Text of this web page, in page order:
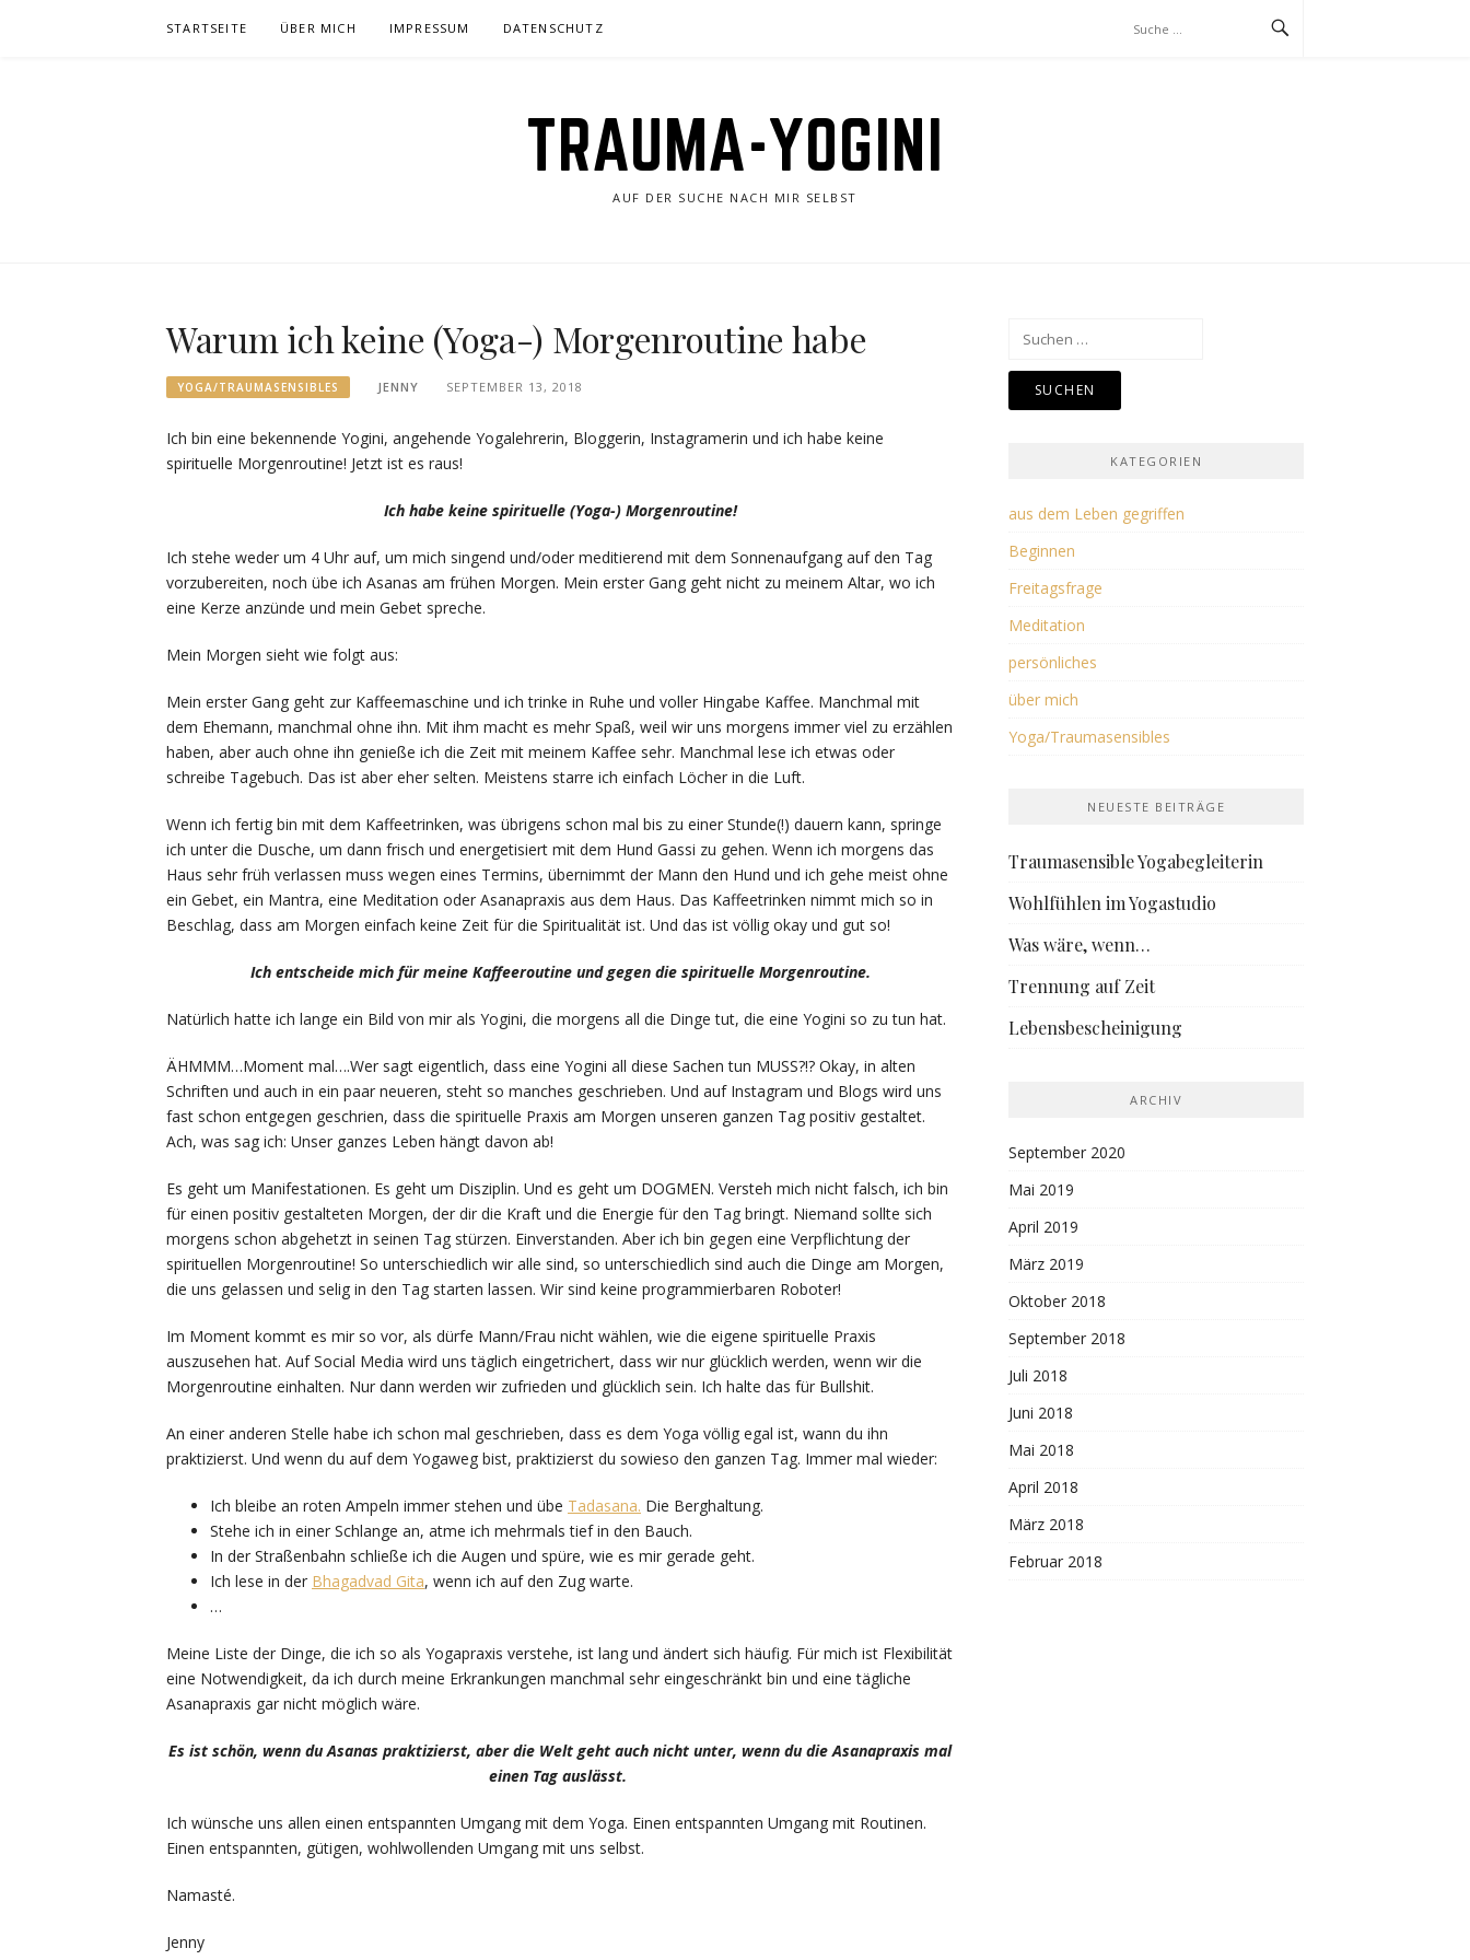
STARTSEITE ÜBER MICH IMPRESSUM DATENSCHUTZ
TRAUMA-YOGINI
AUF DER SUCHE NACH MIR SELBST
Warum ich keine (Yoga-) Morgenroutine habe
YOGA/TRAUMASENSIBLES JENNY SEPTEMBER 13, 2018
Ich bin eine bekennende Yogini, angehende Yogalehrerin, Bloggerin, Instagramerin und ich habe keine
spirituelle Morgenroutine! Jetzt ist es raus!
Ich habe keine spirituelle (Yoga-) Morgenroutine!
Ich stehe weder um 4 Uhr auf, um mich singend und/oder meditierend mit dem Sonnenaufgang auf den Tag
vorzubereiten, noch übe ich Asanas am frühen Morgen. Mein erster Gang geht nicht zu meinem Altar, wo ich
eine Kerze anzünde und mein Gebet spreche.
Mein Morgen sieht wie folgt aus:
Mein erster Gang geht zur Kaffeemaschine und ich trinke in Ruhe und voller Hingabe Kaffee. Manchmal mit
dem Ehemann, manchmal ohne ihn. Mit ihm macht es mehr Spaß, weil wir uns morgens immer viel zu erzählen
haben, aber auch ohne ihn genieße ich die Zeit mit meinem Kaffee sehr. Manchmal lese ich etwas oder
schreibe Tagebuch. Das ist aber eher selten. Meistens starre ich einfach Löcher in die Luft.
Wenn ich fertig bin mit dem Kaffeetrinken, was übrigens schon mal bis zu einer Stunde(!) dauern kann, springe
ich unter die Dusche, um dann frisch und energetisiert mit dem Hund Gassi zu gehen. Wenn ich morgens das
Haus sehr früh verlassen muss wegen eines Termins, übernimmt der Mann den Hund und ich gehe meist ohne
ein Gebet, ein Mantra, eine Meditation oder Asanapraxis aus dem Haus. Das Kaffeetrinken nimmt mich so in
Beschlag, dass am Morgen einfach keine Zeit für die Spiritualität ist. Und das ist völlig okay und gut so!
Ich entscheide mich für meine Kaffeeroutine und gegen die spirituelle Morgenroutine.
Natürlich hatte ich lange ein Bild von mir als Yogini, die morgens all die Dinge tut, die eine Yogini so zu tun hat.
ÄHMMM…Moment mal….Wer sagt eigentlich, dass eine Yogini all diese Sachen tun MUSS?!? Okay, in alten
Schriften und auch in ein paar neueren, steht so manches geschrieben. Und auf Instagram und Blogs wird uns
fast schon entgegen geschrien, dass die spirituelle Praxis am Morgen unseren ganzen Tag positiv gestaltet.
Ach, was sag ich: Unser ganzes Leben hängt davon ab!
Es geht um Manifestationen. Es geht um Disziplin. Und es geht um DOGMEN. Versteh mich nicht falsch, ich bin
für einen positiv gestalteten Morgen, der dir die Kraft und die Energie für den Tag bringt. Niemand sollte sich
morgens schon abgehetzt in seinen Tag stürzen. Einverstanden. Aber ich bin gegen eine Verpflichtung der
spirituellen Morgenroutine! So unterschiedlich wir alle sind, so unterschiedlich sind auch die Dinge am Morgen,
die uns gelassen und selig in den Tag starten lassen. Wir sind keine programmierbaren Roboter!
Im Moment kommt es mir so vor, als dürfe Mann/Frau nicht wählen, wie die eigene spirituelle Praxis
auszusehen hat. Auf Social Media wird uns täglich eingetrichert, dass wir nur glücklich werden, wenn wir die
Morgenroutine einhalten. Nur dann werden wir zufrieden und glücklich sein. Ich halte das für Bullshit.
An einer anderen Stelle habe ich schon mal geschrieben, dass es dem Yoga völlig egal ist, wann du ihn
praktizierst. Und wenn du auf dem Yogaweg bist, praktizierst du sowieso den ganzen Tag. Immer mal wieder:
Ich bleibe an roten Ampeln immer stehen und übe Tadasana. Die Berghaltung.
Stehe ich in einer Schlange an, atme ich mehrmals tief in den Bauch.
In der Straßenbahn schließe ich die Augen und spüre, wie es mir gerade geht.
Ich lese in der Bhagadvad Gita, wenn ich auf den Zug warte.
…
Meine Liste der Dinge, die ich so als Yogapraxis verstehe, ist lang und ändert sich häufig. Für mich ist Flexibilität
eine Notwendigkeit, da ich durch meine Erkrankungen manchmal sehr eingeschränkt bin und eine tägliche
Asanapraxis gar nicht möglich wäre.
Es ist schön, wenn du Asanas praktizierst, aber die Welt geht auch nicht unter, wenn du die Asanapraxis mal
einen Tag auslässt.
Ich wünsche uns allen einen entspannten Umgang mit dem Yoga. Einen entspannten Umgang mit Routinen.
Einen entspannten, gütigen, wohlwollenden Umgang mit uns selbst.
Namasté.
Jenny
Suchen
KATEGORIEN
aus dem Leben gegriffen
Beginnen
Freitagsfrage
Meditation
persönliches
über mich
Yoga/Traumasensibles
NEUESTE BEITRÄGE
Traumasensible Yogabegleiterin
Wohlfühlen im Yogastudio
Was wäre, wenn…
Trennung auf Zeit
Lebensbescheinigung
ARCHIV
September 2020
Mai 2019
April 2019
März 2019
Oktober 2018
September 2018
Juli 2018
Juni 2018
Mai 2018
April 2018
März 2018
Februar 2018